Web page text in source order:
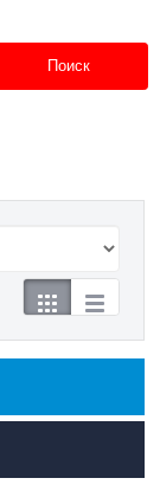
Поиск